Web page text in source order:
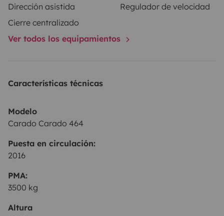
Dirección asistida
Regulador de velocidad
Cierre centralizado
Ver todos los equipamientos
Características técnicas
Modelo
Carado Carado 464
Puesta en circulación:
2016
PMA:
3500 kg
Altura